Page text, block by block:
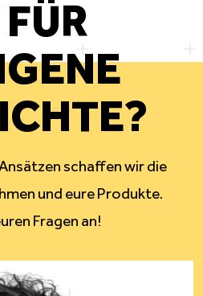
schaffen wir die
und eure Produkte.
Fragen an!